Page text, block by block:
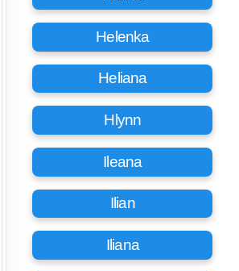
Helenka
Heliana
Hlynn
Ileana
Ilian
Iliana